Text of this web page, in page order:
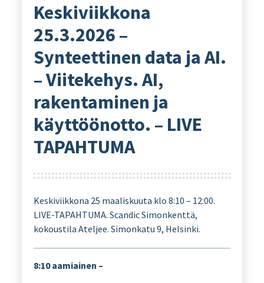
Keskiviikkona
25.3.2026 –
Synteettinen data ja AI.
– Viitekehys. AI,
rakentaminen ja
käyttöönotto. – LIVE
TAPAHTUMA
Keskiviikkona 25 maaliskuuta klo 8:10 – 12:00.
LIVE-TAPAHTUMA. Scandic Simonkenttä,
kokoustila Ateljee. Simonkatu 9, Helsinki.
8:10 aamiainen –